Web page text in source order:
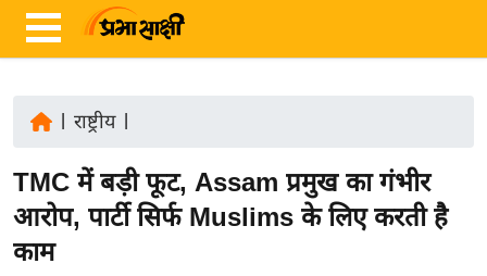
ख
र
राष्ट्रीय|
TMC में बड़ी फूट, Assam प्रमुख का गंभीर
आरोप, पार्टी सिर्फ Muslims के लिए करती है
काम